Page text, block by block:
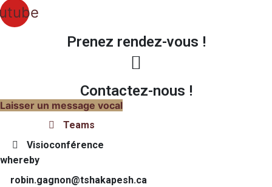
Prenez rendez-vous !
Contactez-nous !
Laisser un message vocal
Teams
Visioconférence
whereby
robin.gagnon@tshakapesh.ca